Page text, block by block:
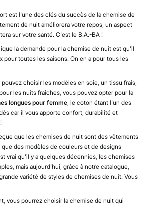
est l'une des clés du succès de la chemise de
de nuit améliorera votre repos, un aspect
sur votre santé. C'est le B.A.-BA !
la demande pour la chemise de nuit est qu'il
pour toutes les saisons. On en a pour tous les
pouvez choisir les modèles en soie, un tissu frais,
les nuits fraîches, vous pouvez opter pour la
longues pour femme, le coton étant l'un des
car il vous apporte confort, durabilité et
que les chemises de nuit sont des vêtements
des modèles de couleurs et de designs
vrai qu'il y a quelques décennies, les chemises
mais aujourd'hui, grâce à notre catalogue,
variété de styles de chemises de nuit. Vous
vous pourrez choisir la chemise de nuit qui